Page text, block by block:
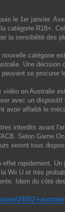
le 1er janvier.
catégorie R18+.
la sensibilité des
catégorie
Une
se procurer
vidéo en Australie
avec un
avoir affaibli le
interdits avant
Selon Game
seront tous
rapidement.
Wii U et très
Idem du côté
24802-l-